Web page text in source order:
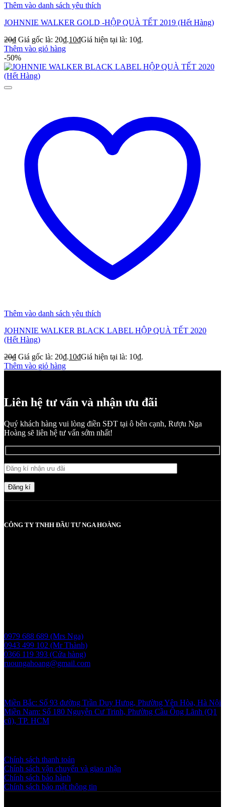
Thêm vào danh sách yêu thích
JOHNNIE WALKER GOLD -HỘP QUÀ TẾT 2019 (Hết Hàng)
20₫ Giá gốc là: 20₫.10₫Giá hiện tại là: 10₫.
Thêm vào giỏ hàng
-50%
Thêm vào danh sách yêu thích
JOHNNIE WALKER BLACK LABEL HỘP QUÀ TẾT 2020
(Hết Hàng)
20₫ Giá gốc là: 20₫.10₫Giá hiện tại là: 10₫.
Thêm vào giỏ hàng
Liên hệ tư vấn và nhận ưu đãi
Quý khách hàng vui lòng điền SĐT tại ô bên cạnh, Rượu Nga
Hoàng sẽ liên hệ tư vấn sớm nhất!
Đăng kí
CÔNG TY TNHH ĐẦU TƯ NGA HOÀNG
0979 688 689 (Mrs Nga)
0943 499 102 (Mr Thành)
0366 119 393 (Cửa hàng)
ruoungahoang@gmail.com
Miền Bắc: Số 93 đường Trần Duy Hưng, Phường Yên Hòa, Hà Nội
Miền Nam: Số 180 Nguyễn Cư Trinh, Phường Cầu Ông Lãnh (Q1
cũ), TP. HCM
Chính sách thanh toán
Chính sách vận chuyển và giao nhận
Chính sách bảo hành
Chính sách bảo mật thông tin